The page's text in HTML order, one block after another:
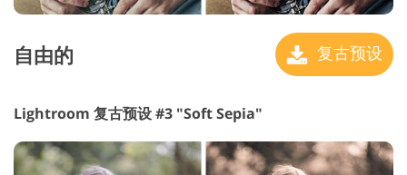
自由的 复古预设
Lightroom 复古预设 #3 "Soft Sepia"